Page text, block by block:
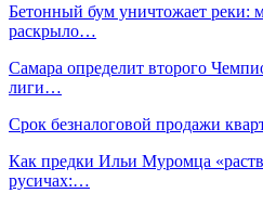
Бетонный бум уничтожает реки:
раскрыло…
Самара определит второго
лиги…
Срок безналоговой продажи
Как предки Ильи Муромца
русичах:…